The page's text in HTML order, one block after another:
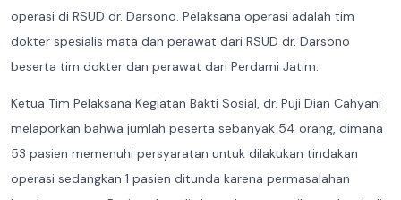
operasi di RSUD dr. Darsono. Pelaksana operasi adalah tim
dokter spesialis mata dan perawat dari RSUD dr. Darsono
beserta tim dokter dan perawat dari Perdami Jatim.
Ketua Tim Pelaksana Kegiatan Bakti Sosial, dr. Puji Dian Cahyani
melaporkan bahwa jumlah peserta sebanyak 54 orang, dimana
53 pasien memenuhi persyaratan untuk dilakukan tindakan
operasi sedangkan 1 pasien ditunda karena permasalahan